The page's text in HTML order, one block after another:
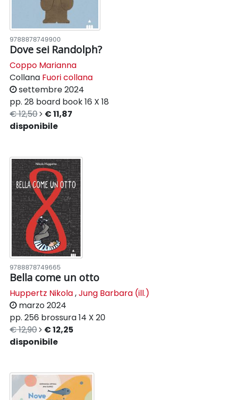
9788878749900
Dove sei Randolph?
Coppo Marianna
Collana Fuori collana
settembre 2024
pp. 28 board book16 X 18
€ 12,50
€ 11,87
disponibile
9788878749665
Bella come un otto
Huppertz Nikola,Jung Barbara (ill.)
marzo 2024
pp. 256 brossura14 X 20
€ 12,90
€ 12,25
disponibile